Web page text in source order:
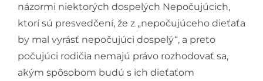
názormi niektorých dospelých Nepočujúcich,
ktorí sú presvedčení, že z „nepočujúceho dieťaťa
by mal vyrásť nepočujúci dospelý“, a preto
počujúci rodičia nemajú právo rozhodovať sa,
akým spôsobom budú s ich dieťaťom